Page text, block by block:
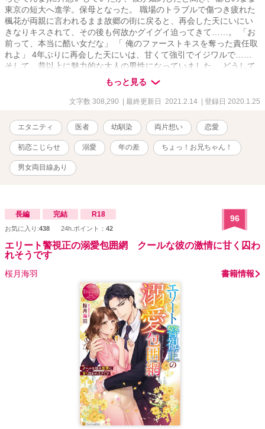
東京の短大へ進学。保母となった。 職場のトラブルで傷つき疲れた
楓花が両親に言われるまま故郷の街に戻ると、再会した天にいにい
きなりキスされて、その後も何故かグイグイ迫ってきて……。 「お
前って、本当に酷い女だな」 「 俺のファーストキスを奪った責任取
れよ」 4年ぶりに再会した天にいは、甘くて強引でイジワルで……
そして、昔以上に魅力的な大人の男性になっていました。 どうして
キスをするの？ どうして私の身体に触れるの？ どうして…… そんな
に切ない瞳で私を見つめるの？ 月白楓花(つきしろふうか) 22歳 保母
さんから引きこもり、 そして実家の喫茶店手伝いに。 柊天馬(ひい
これは恋心をこじらせた2人の、 初恋やり直しストーリー。 ＊2020
／3／20 本編完結済み。不定期で番外編追加中です。 ＊幼馴染なの
で過去の回想シーンが多目です。 ＊表紙のイラストは可愛らしいで
すが、第22話からガッツリR18展開がありますので御注意くださ
い。 イラストはミカスケ様です。
もっと見る
文字数 308,290 | 最終更新日 2021.2.14 | 登録日 2020.1.25
エタニティ 医者 幼馴染 両片想い 恋愛
初恋こじらせ 溺愛 年の差 ちょっ！お兄ちゃん！
男女両目線あり
長編 完結 R18
お気に入り:438 24h.ポイント： 42
96
エリート警視正の溺愛包囲網 クールな彼の激情に甘く囚わ
れそうです
桜月海羽 書籍情報